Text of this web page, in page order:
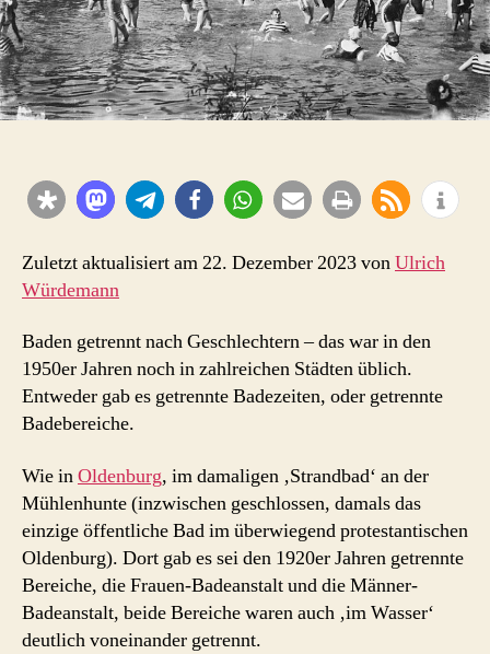
Zuletzt aktualisiert am 22. Dezember 2023 vonUlrich
Würdemann
Baden getrennt nach Geschlechtern – das war in den
1950er Jahren noch in zahlreichen Städten üblich.
Entweder gab es getrennte Badezeiten, oder getrennte
Badebereiche.
Wie inOldenburg, im damaligen ‚Strandbad‘ an der
Mühlenhunte (inzwischen geschlossen, damals das
einzige öffentliche Bad im überwiegend protestantischen
Oldenburg). Dort gab es sei den 1920er Jahren getrennte
Bereiche, die Frauen-Badeanstalt und die Männer-
Badeanstalt, beide Bereiche waren auch ‚im Wasser‘
deutlich voneinander getrennt.